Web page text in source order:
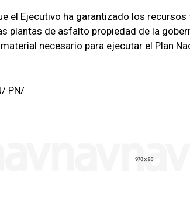
el Ejecutivo ha garantizado los
plantas de asfalto propiedad de la
necesario para ejecutar el Plan
PN/